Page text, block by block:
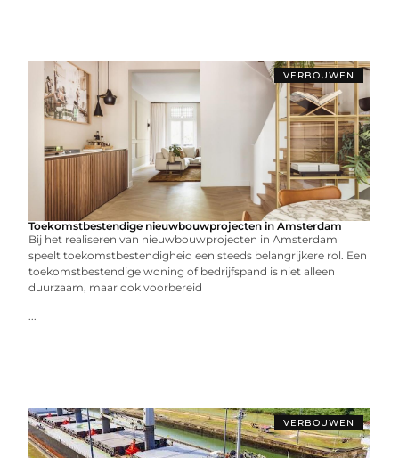
VERBOUWEN
Toekomstbestendige nieuwbouwprojecten in Amsterdam
Bij het realiseren van nieuwbouwprojecten in Amsterdam
speelt toekomstbestendigheid een steeds belangrijkere rol. Een
toekomstbestendige woning of bedrijfspand is niet alleen
duurzaam, maar ook voorbereid
...
VERBOUWEN